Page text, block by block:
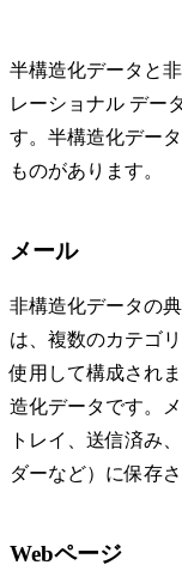
半構造化データと
レーショナル デー
す。半構造化デー
ものがあります。
メール
非構造化データの
は、複数のカテゴ
使用して構成され
造化データです。
トレイ、送信済み
ダーなど）に保存さ
Webページ